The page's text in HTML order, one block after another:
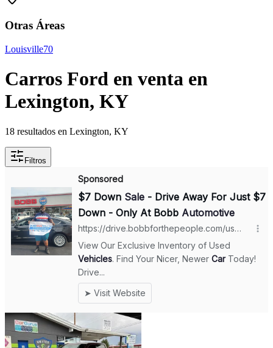
Otras Áreas
Louisville70
Carros Ford en venta en
Lexington, KY
18 resultados en Lexington, KY
Filtros